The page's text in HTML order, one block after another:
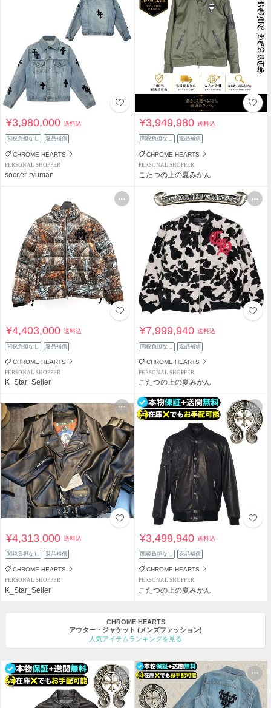
¥3,980,000送料込
関税負担なし 返品補償
CHROME HEARTS
PERSONAL SHOPPER
soccer-ryuman
¥3,949,980送料込
関税負担なし 返品補償
CHROME HEARTS
PERSONAL SHOPPER
こたつの上の夏みかん
¥4,403,000送料込
関税負担なし 返品補償
CHROME HEARTS
PERSONAL SHOPPER
K_Star_Seller
¥7,999,940送料込
関税負担なし 返品補償
CHROME HEARTS
PERSONAL SHOPPER
こたつの上の夏みかん
¥4,313,000送料込
関税負担なし 返品補償
CHROME HEARTS
PERSONAL SHOPPER
K_Star_Seller
¥3,499,940送料込
関税負担なし 返品補償
CHROME HEARTS
PERSONAL SHOPPER
こたつの上の夏みかん
CHROME HEARTS
アウター・ジャケット (メンズファッション)
人気アイテムランキングを見る